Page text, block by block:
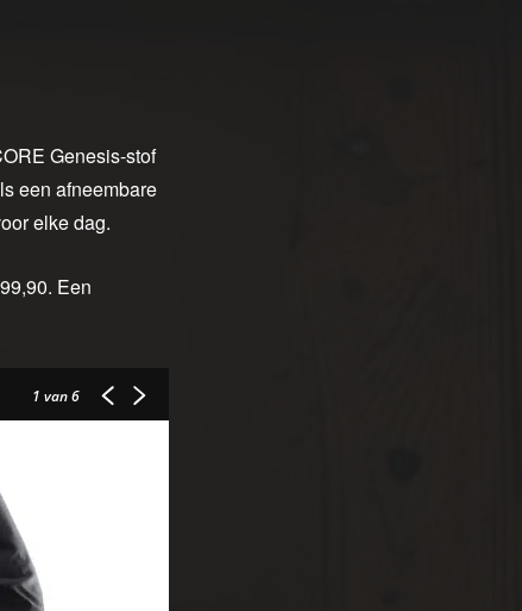
Genesis-stof
een afneembare
elke dag.
Een
1 van 6